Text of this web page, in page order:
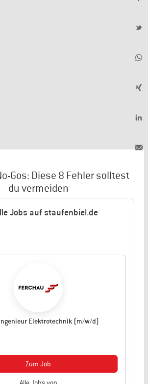
Gos: Diese 8 Fehler solltest
du vermeiden
Jobs auf staufenbiel.de
Elektrotechnik (m/w/d)
Zum Job